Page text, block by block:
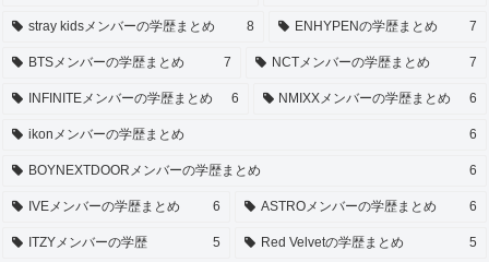
stray kidsメンバーの学歴まとめ 8 ENHYPENの学歴まとめ 7
BTSメンバーの学歴まとめ 7 NCTメンバーの学歴まとめ 7
INFINITEメンバーの学歴まとめ 6 NMIXXメンバーの学歴まとめ 6
ikonメンバーの学歴まとめ 6
BOYNEXTDOORメンバーの学歴まとめ 6
IVEメンバーの学歴まとめ 6 ASTROメンバーの学歴まとめ 6
ITZYメンバーの学歴 5 Red Velvetの学歴まとめ 5